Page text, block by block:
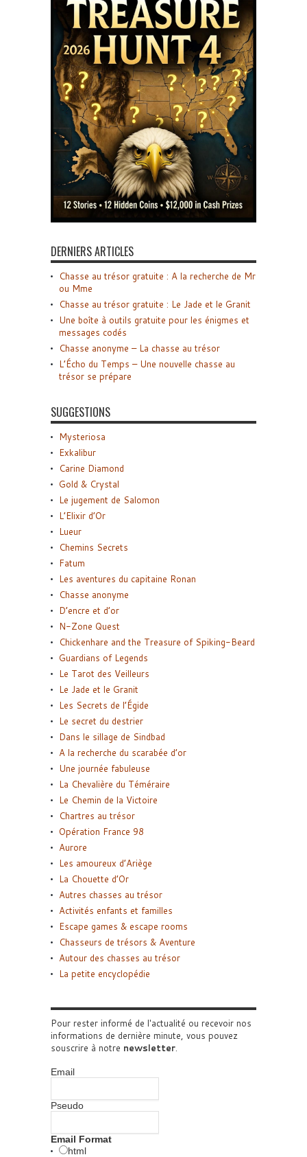
DERNIERS ARTICLES
Chasse au trésor gratuite : A la recherche de Mr
ou Mme
Chasse au trésor gratuite : Le Jade et le Granit
Une boîte à outils gratuite pour les énigmes et
messages codés
Chasse anonyme – La chasse au trésor
L’Écho du Temps – Une nouvelle chasse au
trésor se prépare
SUGGESTIONS
Mysteriosa
Exkalibur
Carine Diamond
Gold & Crystal
Le jugement de Salomon
L’Elixir d’Or
Lueur
Chemins Secrets
Fatum
Les aventures du capitaine Ronan
Chasse anonyme
D’encre et d’or
N-Zone Quest
Chickenhare and the Treasure of Spiking-Beard
Guardians of Legends
Le Tarot des Veilleurs
Le Jade et le Granit
Les Secrets de l’Égide
Le secret du destrier
Dans le sillage de Sindbad
A la recherche du scarabée d’or
Une journée fabuleuse
La Chevalière du Téméraire
Le Chemin de la Victoire
Chartres au trésor
Opération France 98
Aurore
Les amoureux d’Ariège
La Chouette d’Or
Autres chasses au trésor
Activités enfants et familles
Escape games & escape rooms
Chasseurs de trésors & Aventure
Autour des chasses au trésor
La petite encyclopédie
Pour rester informé de l'actualité ou recevoir nos
informations de dernière minute, vous pouvez
souscrire à notre newsletter.
Email
Pseudo
Email Format
html